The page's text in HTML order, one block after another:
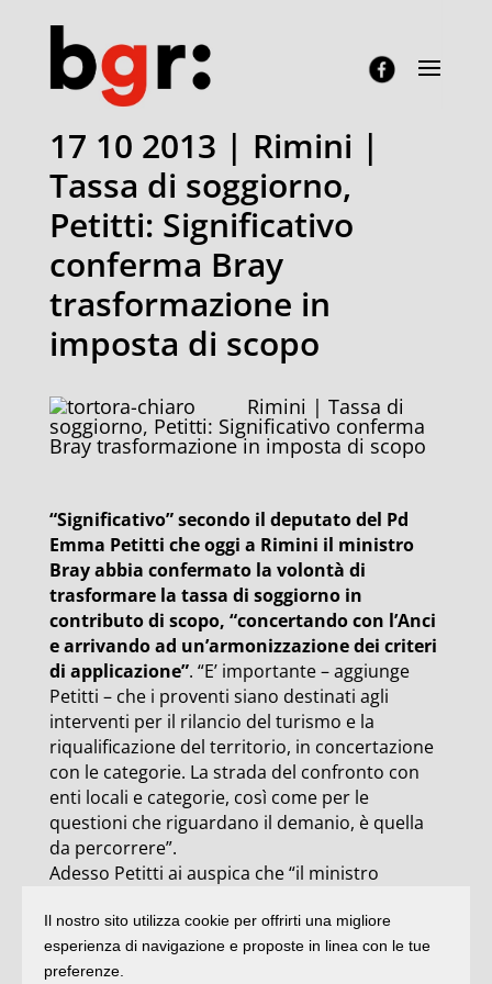
17 10 2013 | Rimini |
Tassa di soggiorno,
Petitti: Significativo
conferma Bray
trasformazione in
imposta di scopo
Rimini | Tassa di
soggiorno, Petitti: Significativo conferma
Bray trasformazione in imposta di scopo
“Significativo” secondo il deputato del Pd
Emma Petitti che oggi a Rimini il ministro
Bray abbia confermato la volontà di
trasformare la tassa di soggiorno in
contributo di scopo, “concertando con l’Anci
e arrivando ad un’armonizzazione dei criteri
di applicazione”. “E’ importante – aggiunge
Petitti – che i proventi siano destinati agli
interventi per il rilancio del turismo e la
riqualificazione del territorio, in concertazione
con le categorie. La strada del confronto con
enti locali e categorie, così come per le
questioni che riguardano il demanio, è quella
da percorrere”.
Adesso Petitti ai auspica che “il ministro
della tassa di soggiorno e presenti un
pacchetto di misure che risponda anche alle
altre richieste avanzate ieri in Commissione:
Il nostro sito utilizza cookie per offrirti una migliore
esperienza di navigazione e proposte in linea con le tue
preferenze.